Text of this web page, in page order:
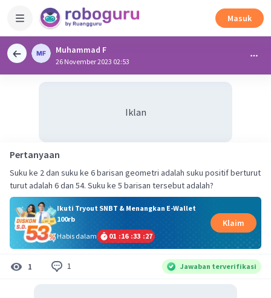
Masuk
Muhammad F
26 November 2023 02:53
Iklan
Pertanyaan
Suku ke 2 dan suku ke 6 barisan geometri adalah suku positif berturut
turut adalah 6 dan 54. Suku ke 5 barisan tersebut adalah?
Ikuti Tryout SNBT & Menangkan E-Wallet
100rb
Habis dalam
01 :16 :33 :26
Klaim
1 1 Jawaban terverifikasi